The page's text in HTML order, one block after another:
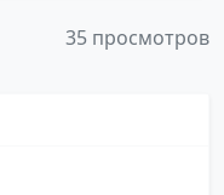
35 просмотров